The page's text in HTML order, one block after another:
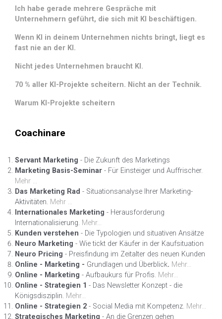
Ich habe gerade mehrere Gespräche mit
Unternehmern geführt, die sich mit KI beschäftigen.
Wenn KI in deinem Unternehmen nichts bringt, liegt es
fast nie an der KI.
Nicht jedes Unternehmen braucht KI.
70 % aller KI-Projekte scheitern. Nicht an der Technik.
Warum KI-Projekte scheitern
Coachinare
Servant Marketing - Die Zukunft des Marketings
Marketing Basis-Seminar - Für Einsteiger und Auffrischer.
Mehr ...
Das Marketing Rad - Situationsanalyse Ihrer Marketing-
Aktivitäten. Mehr ...
Internationales Marketing - Herausforderung
Internationalisierung. Mehr...
Kunden verstehen - Die Typologien und situativen Ansätze
Neuro Marketing - Wie tickt der Käufer in der Kaufsituation
Neuro Pricing - Preisfindung im Zeitalter des neuen Kunden
Online - Marketing - Grundlagen und Überblick. Mehr...
Online - Marketing - Aufbaukurs für Profis. Mehr...
Online - Strategien 1 - Das Newsletter Konzept - die
Königsdisziplin. Mehr...
Online - Strategien 2 - Social Media mit Kompetenz. Mehr...
Strategisches Marketing - An die Grenzen gehen